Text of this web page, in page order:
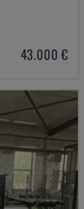
43.000 €